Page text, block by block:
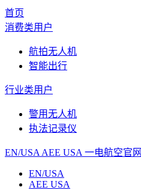
首页
消费类用户
航拍无人机
智能出行
行业类用户
警用无人机
执法记录仪
EN/USA AEE USA 一电航空官网
EN/USA
AEE USA